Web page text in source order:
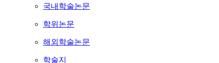
국내학술논문
학위논문
해외학술논문
학술지